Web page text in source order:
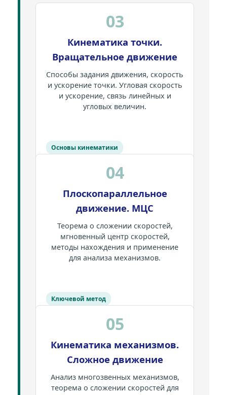
03
Кинематика точки.
Вращательное движение
Способы задания движения, скорость
и ускорение точки. Угловая скорость
и ускорение, связь линейных и
угловых величин.
Основы кинематики
04
Плоскопараллельное
движение. МЦС
Теорема о сложении скоростей,
мгновенный центр скоростей,
методы нахождения и применение
для анализа механизмов.
Ключевой метод
05
Кинематика механизмов.
Сложное движение
Анализ многозвенных механизмов,
теорема о сложении скоростей для